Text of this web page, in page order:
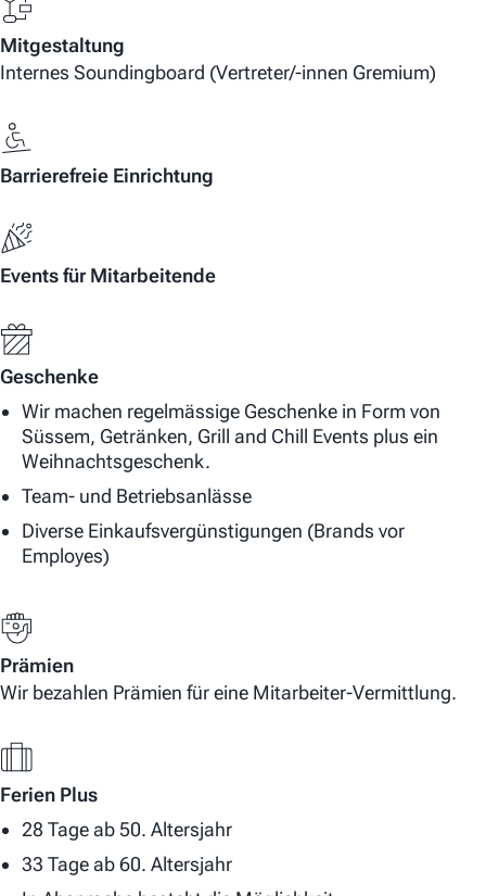
Mitgestaltung
Internes Soundingboard (Vertreter/-innen Gremium)
Barrierefreie Einrichtung
Events für Mitarbeitende
Geschenke
Wir machen regelmässige Geschenke in Form von
Süssem, Getränken, Grill and Chill Events plus ein
Weihnachtsgeschenk.
Team- und Betriebsanlässe
Diverse Einkaufsvergünstigungen (Brands vor
Employes)
Prämien
Wir bezahlen Prämien für eine Mitarbeiter-Vermittlung.
Ferien Plus
28 Tage ab 50. Altersjahr
33 Tage ab 60. Altersjahr